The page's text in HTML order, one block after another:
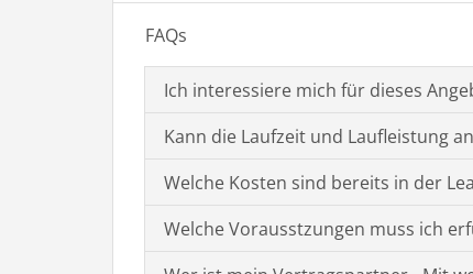
FAQs
Ich interessiere mich für dieses
Kann die Laufzeit und Laufleistung
Welche Kosten sind bereits in der
Welche Vorausstzungen muss ich